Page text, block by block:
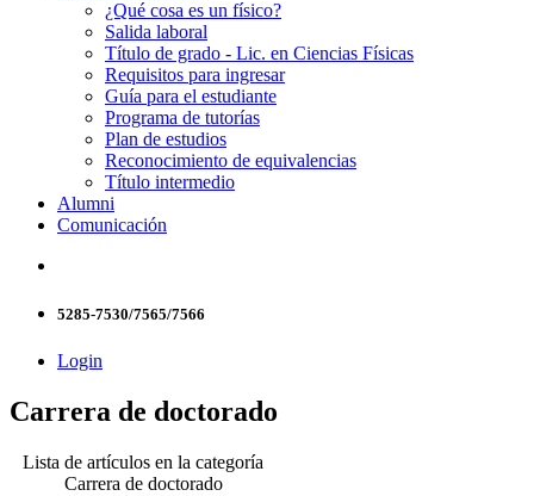
¿Qué cosa es un físico?
Salida laboral
Título de grado - Lic. en Ciencias Físicas
Requisitos para ingresar
Guía para el estudiante
Programa de tutorías
Plan de estudios
Reconocimiento de equivalencias
Título intermedio
Alumni
Comunicación
5285-7530/7565/7566
Login
Carrera de doctorado
Lista de artículos en la categoría
Carrera de doctorado